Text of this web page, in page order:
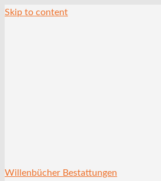
Skip to content
Willenbücher Bestattungen